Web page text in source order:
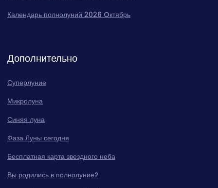
Календарь полнолуний 2026 Oктябрь
Дополнительно
Суперлуние
Микролуна
Синяя луна
Фаза Луны сегодня
Бесплатная карта звездного неба
Вы родились в полнолуние?